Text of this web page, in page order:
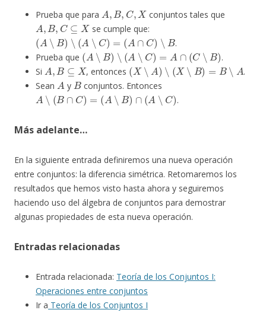
Prueba que para
A B,C X
conjuntos tales que
AB,C⊆X
se cumple que:
(A∖B)∖ A ∖C )=(A∩C)∖B
.
Prueba que
(A∖ B)∖ A ∖C) = A∩ C∖B
.
Si
A,B⊆X
, entonces
(X∖A)∖ X ∖B)=B∖A
.
Sean
A
y
B
conjuntos. Entonces
A∖(B∩C )=(A∖B)∩(A∖C)
.
Más adelante…
En la siguiente entrada definiremos una nueva operación
entre conjuntos: la diferencia simétrica. Retomaremos los
resultados que hemos visto hasta ahora y seguiremos
haciendo uso del álgebra de conjuntos para demostrar
algunas propiedades de esta nueva operación.
Entradas relacionadas
Entrada relacionada: Teoría de los Conjuntos I:
Operaciones entre conjuntos
Ir a Teoría de los Conjuntos I